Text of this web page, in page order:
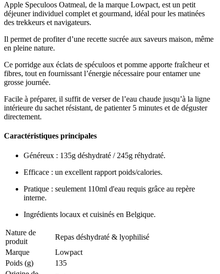
Apple Speculoos Oatmeal, de la marque Lowpact, est un petit
déjeuner individuel complet et gourmand, idéal pour les matinées
des trekkeurs et navigateurs.
Il permet de profiter d’une recette sucrée aux saveurs maison, même
en pleine nature.
Ce porridge aux éclats de spéculoos et pomme apporte fraîcheur et
fibres, tout en fournissant l’énergie nécessaire pour entamer une
grosse journée.
Facile à préparer, il suffit de verser de l’eau chaude jusqu’à la ligne
intérieure du sachet résistant, de patienter 5 minutes et de déguster
directement.
Caractéristiques principales
Généreux : 135g déshydraté / 245g réhydraté.
Efficace : un excellent rapport poids/calories.
Pratique : seulement 110ml d'eau requis grâce au repère
interne.
Ingrédients locaux et cuisinés en Belgique.
Nature de
produit
Repas déshydraté & lyophilisé
Marque
Lowpact
Poids (g)
135